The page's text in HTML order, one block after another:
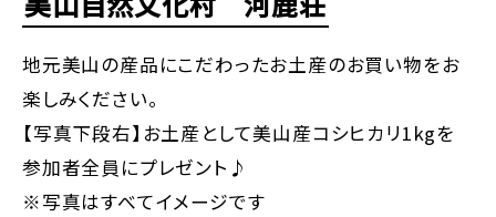
地元美山の産品にこだわったお土産のお買い物をお
楽しみください。
【写真下段右】お土産として美山産コシヒカリ1kgを
参加者全員にプレゼント♪
※写真はすべてイメージです